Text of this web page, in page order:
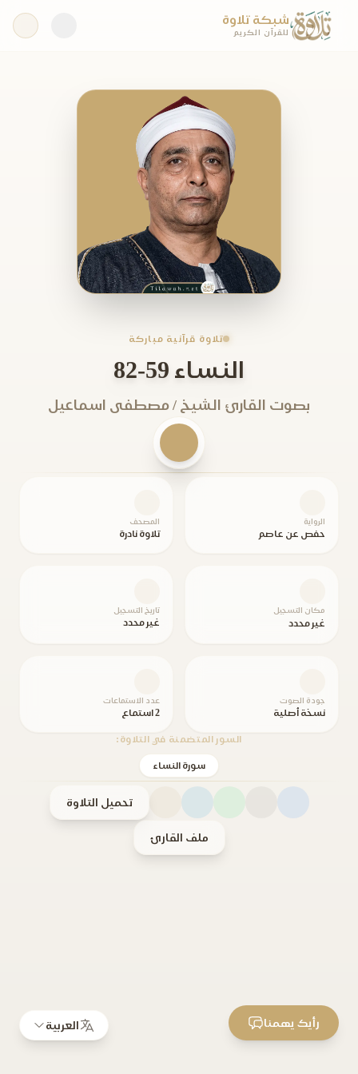
شبكة تلاوة
للقرآن الكريم
تلاوة قرآنية مباركة
النساء 59-82
بصوت القارئ الشيخ / مصطفى اسماعيل
الرواية
حفص عن عاصم
المصحف
تلاوة نادرة
مكان التسجيل
غير محدد
تاريخ التسجيل
غير محدد
جودة الصوت
نسخة أصلية
عدد الاستماعات
2 استماع
السور المتضمنة في التلاوة:
سورة النساء
تحميل التلاوة
ملف القارئ
العربية رأيك يهمنا